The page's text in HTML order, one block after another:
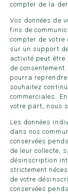
compter de la
Vos données de
fins de
compter de votre
sur un support
activité peut être
de
pourra
souhaitez
commerciales.
votre part, nous
Les données
dans nos
conservées
de leur collecte,
désinscription
strictement
de votre
conservées